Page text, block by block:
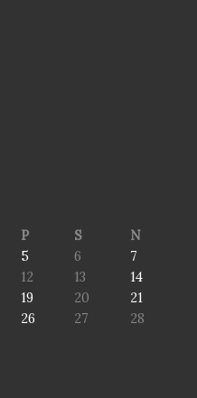
P S
N
5 6
7
12 13
14
19 20
21
26 27
28